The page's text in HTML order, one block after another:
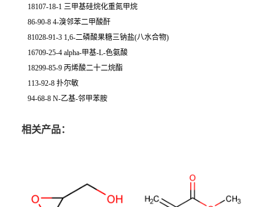
18107-18-1 三甲基硅烷化重氮甲烷
86-90-8 4-溴邻苯二甲酸酐
81028-91-3 1,6-二磷酸果糖三钠盐(八水合物)
16709-25-4 alpha-甲基-L-色氨酸
18299-85-9 丙烯酸二十二烷酯
113-92-8 扑尔敏
94-68-8 N-乙基-邻甲苯胺
相关产品：